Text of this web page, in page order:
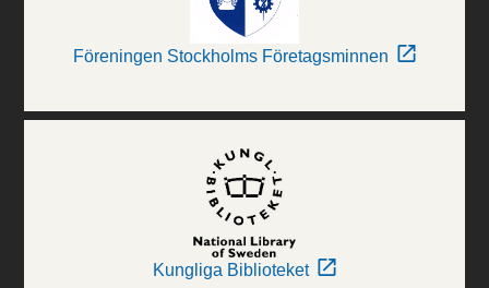
Föreningen Stockholms Företagsminnen
Kungliga Biblioteket